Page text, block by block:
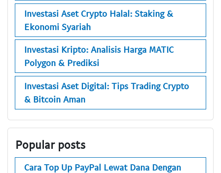
Investasi Aset Crypto Halal: Staking &
Ekonomi Syariah
Investasi Kripto: Analisis Harga MATIC
Polygon & Prediksi
Investasi Aset Digital: Tips Trading Crypto
& Bitcoin Aman
Popular posts
Cara Top Up PayPal Lewat Dana Dengan